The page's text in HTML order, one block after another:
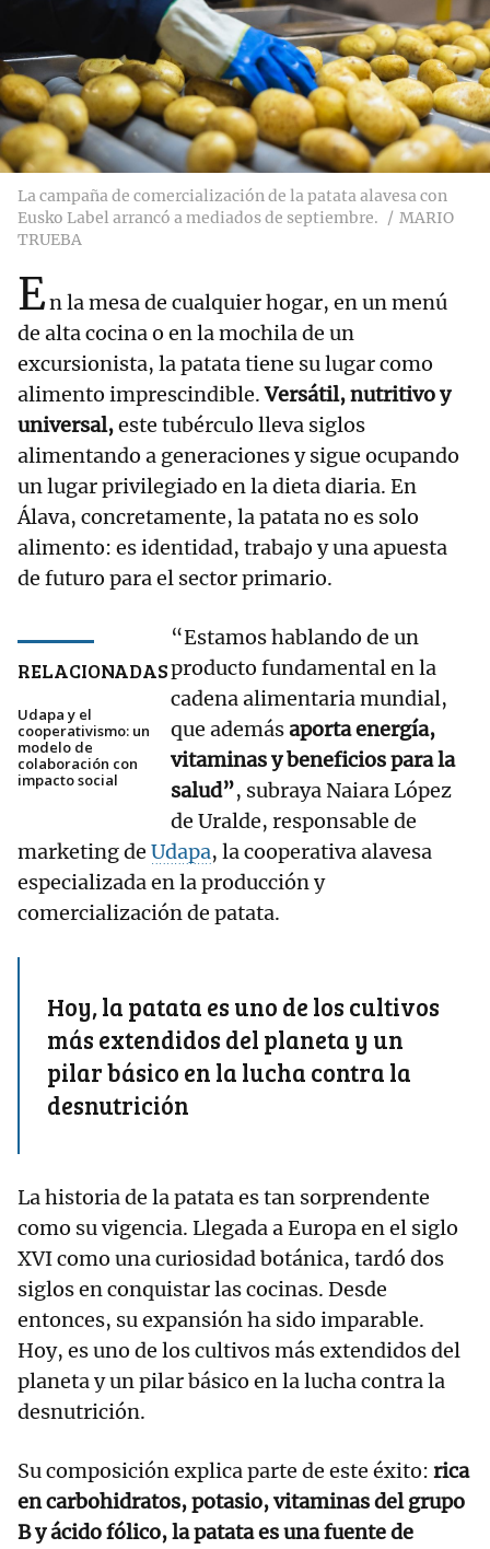
La campaña de comercialización de la patata alavesa con
Eusko Label arrancó a mediados de septiembre.
MARIO
TRUEBA
En la mesa de cualquier hogar, en un menú
de alta cocina o en la mochila de un
excursionista, la patata tiene su lugar como
alimento imprescindible.Versátil, nutritivo y
universal,este tubérculo lleva siglos
alimentando a generaciones y sigue ocupando
un lugar privilegiado en la dieta diaria. En
Álava, concretamente, la patata no es solo
alimento: es identidad, trabajo y una apuesta
de futuro para el sector primario.
RELACIONADAS
Udapa y el
cooperativismo: un
modelo de
colaboración con
impacto social
“Estamos hablando de un
producto fundamental en la
cadena alimentaria mundial,
que ademásaporta energía,
vitaminas y beneficios para la
salud”, subraya Naiara López
de Uralde, responsable de
marketing de Udapa, la cooperativa alavesa
especializada en la producción y
comercialización de patata.
Hoy, la patata es uno de los cultivos
más extendidos del planeta y un
pilar básico en la lucha contra la
desnutrición
La historia de la patata es tan sorprendente
como su vigencia. Llegada a Europa en el siglo
XVI como una curiosidad botánica, tardó dos
siglos en conquistar las cocinas. Desde
entonces, su expansión ha sido imparable.
Hoy, es uno de los cultivos más extendidos del
planeta y un pilar básico en la lucha contra la
desnutrición.
Su composición explica parte de este éxito: rica
en carbohidratos, potasio, vitaminas del grupo
B y ácido fólico, la patata es una fuente de